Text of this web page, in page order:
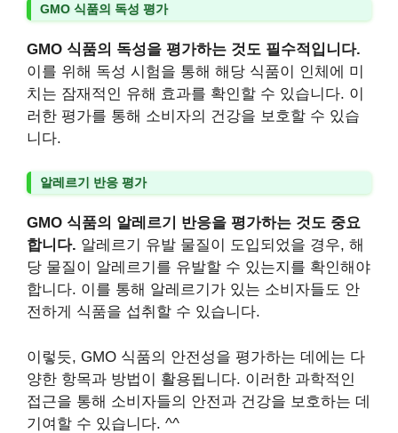
GMO 식품의 독성 평가
GMO 식품의 독성을 평가하는 것도 필수적입니다.
이를 위해 독성 시험을 통해 해당 식품이 인체에 미
치는 잠재적인 유해 효과를 확인할 수 있습니다. 이
러한 평가를 통해 소비자의 건강을 보호할 수 있습
니다.
알레르기 반응 평가
GMO 식품의 알레르기 반응을 평가하는 것도 중요
합니다. 알레르기 유발 물질이 도입되었을 경우, 해
당 물질이 알레르기를 유발할 수 있는지를 확인해야
합니다. 이를 통해 알레르기가 있는 소비자들도 안
전하게 식품을 섭취할 수 있습니다.
이렇듯, GMO 식품의 안전성을 평가하는 데에는 다
양한 항목과 방법이 활용됩니다. 이러한 과학적인
접근을 통해 소비자들의 안전과 건강을 보호하는 데
기여할 수 있습니다. ^^